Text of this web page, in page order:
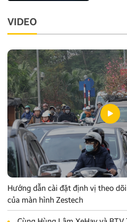
VIDEO
Hướng dẫn cài đặt định vị theo
của màn hình Zestech